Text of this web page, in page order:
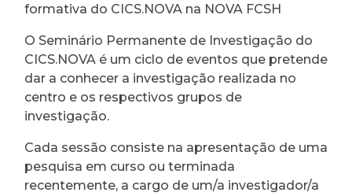
formativa do CICS.NOVA na NOVA FCSH
O Seminário Permanente de Investigação do
CICS.NOVA é um ciclo de eventos que pretende
dar a conhecer a investigação realizada no
centro e os respectivos grupos de
investigação.
Cada sessão consiste na apresentação de uma
pesquisa em curso ou terminada
recentemente, a cargo de um/a investigador/a